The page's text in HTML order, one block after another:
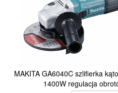
MAKITA GA6040C szlifierka
1400W regulacja